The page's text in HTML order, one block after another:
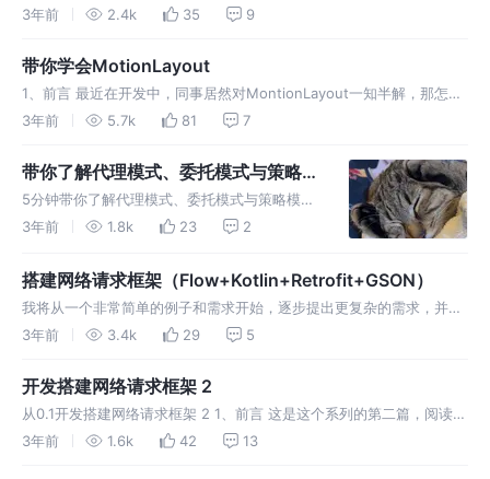
行！百里偷闲写出此文章，一起学习、一起进步。如果写的不好，或者
3年前 2.4k 35 9
带你学会MotionLayout
1、前言 最近在开发中，同事居然对MontionLayout一知半解，那怎么
行！百里偷闲写出此文章，一起学习、一起进步。如果写的不好，或者
3年前 5.7k 81 7
带你了解代理模式、委托模式与策略模
式
5分钟带你了解代理模式、委托模式与策略模式
1、前言 脑袋有点痒痒，之前说过策略模式，小
来看看代理模式、委托模式与策略模式吧。如果
您有任何疑问、对文章写的不满
3年前 1.8k 23 2
搭建网络请求框架（Flow+Kotlin+Retrofit+GSON）
我将从一个非常简单的例子和需求开始，逐步提出更复杂的需求，并一
步步改进代码和设计，让大家了解一个从MVC开始，到结合实际需求，
3年前 3.4k 29 5
开发搭建网络请求框架 2
从0.1开发搭建网络请求框架 2 1、前言 这是这个系列的第二篇，阅读本
系列文章需要读者对Kotlin、Retrofit、GSON、Flow等技术有一定的
3年前 1.6k 42 13